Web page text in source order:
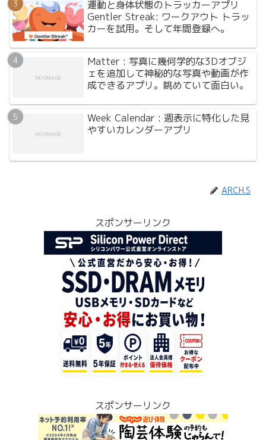
運動と身体状態のトラッカーアプリ
Gentler Streak: ワークアウト トラッ
カーを試用。そして年間登録へ。
Matter : 写真に幾何学的な3Dオブジ
ェを追加して神秘的な写真や動画が作
成できるアプリ。眺めていて面白い。
Week Calendar : 週表示に特化した見
やすいカレンダーアプリ
ARCH.S
スポンサーリンク
スポンサーリンク